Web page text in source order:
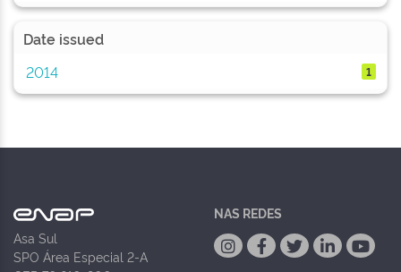
Date issued
2014
1
Asa Sul
SPO Área Especial 2-A
NAS REDES